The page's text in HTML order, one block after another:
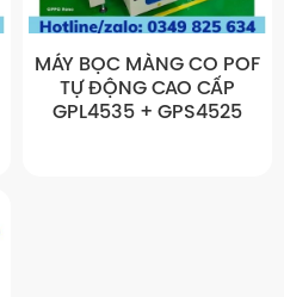
MÁY BỌC MÀNG CO POF
TỰ ĐỘNG CAO CẤP
GPL4535 + GPS4525